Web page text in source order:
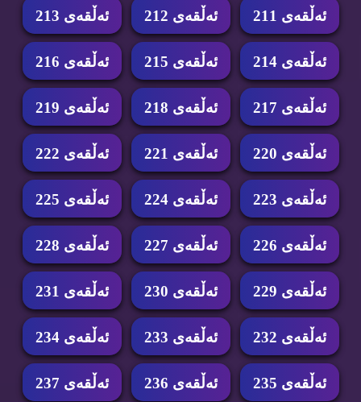
ئه‌ڵقه‌ی 211 ئه‌ڵقه‌ی 212 ئه‌ڵقه‌ی 213
ئه‌ڵقه‌ی 214 ئه‌ڵقه‌ی 215 ئه‌ڵقه‌ی 216
ئه‌ڵقه‌ی 217 ئه‌ڵقه‌ی 218 ئه‌ڵقه‌ی 219
ئه‌ڵقه‌ی 220 ئه‌ڵقه‌ی 221 ئه‌ڵقه‌ی 222
ئه‌ڵقه‌ی 223 ئه‌ڵقه‌ی 224 ئه‌ڵقه‌ی 225
ئه‌ڵقه‌ی 226 ئه‌ڵقه‌ی 227 ئه‌ڵقه‌ی 228
ئه‌ڵقه‌ی 229 ئه‌ڵقه‌ی 230 ئه‌ڵقه‌ی 231
ئه‌ڵقه‌ی 232 ئه‌ڵقه‌ی 233 ئه‌ڵقه‌ی 234
ئه‌ڵقه‌ی 235 ئه‌ڵقه‌ی 236 ئه‌ڵقه‌ی 237